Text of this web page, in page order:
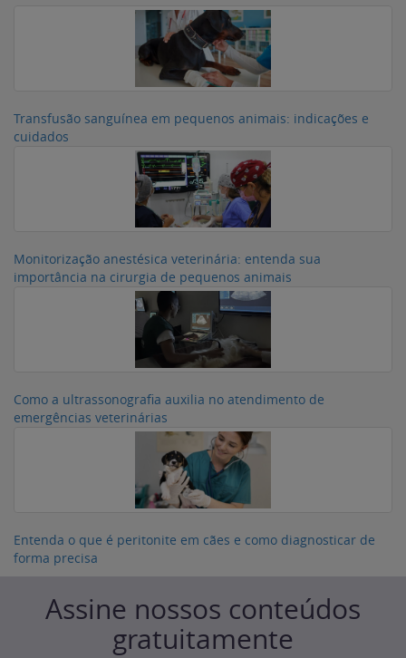
Transfusão sanguínea em pequenos animais: indicações e
cuidados
Monitorização anestésica veterinária: entenda sua
importância na cirurgia de pequenos animais
Como a ultrassonografia auxilia no atendimento de
emergências veterinárias
Entenda o que é peritonite em cães e como diagnosticar de
forma precisa
Assine nossos conteúdos
gratuitamente